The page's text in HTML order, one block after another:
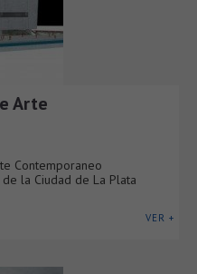
Arte
Contemporaneo
la Ciudad de La Plata
VER +